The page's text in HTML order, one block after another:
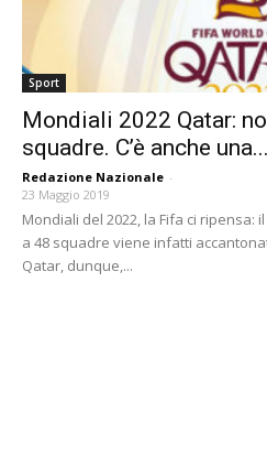
Sport
Mondiali 2022 Qatar:
squadre. C’è anche una...
Redazione Nazionale -
23 Maggio 2019
Mondiali del 2022, la Fifa ci ripensa:
a 48 squadre viene infatti
Qatar, dunque,...